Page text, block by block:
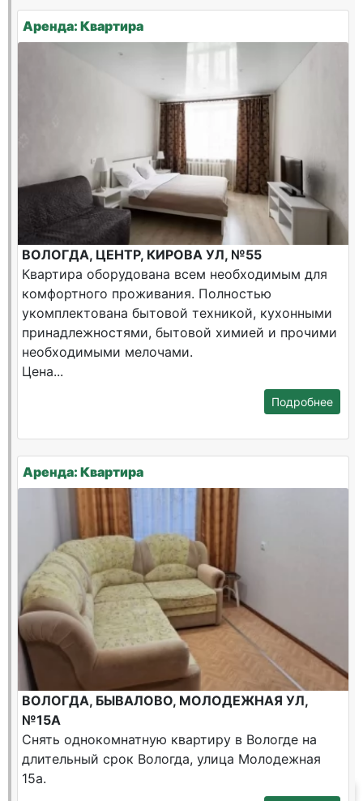
Аренда: Квартира
ВОЛОГДА, ЦЕНТР, КИРОВА УЛ, №55
Квартира оборудована всем необходимым для
комфортного проживания. Полностью
укомплектована бытовой техникой, кухонными
принадлежностями, бытовой химией и прочими
необходимыми мелочами.
Цена...
Подробнее
Аренда: Квартира
ВОЛОГДА, БЫВАЛОВО, МОЛОДЕЖНАЯ УЛ,
№15А
Снять однокомнатную квартиру в Вологде на
длительный срок Вологда, улица Молодежная
15а.